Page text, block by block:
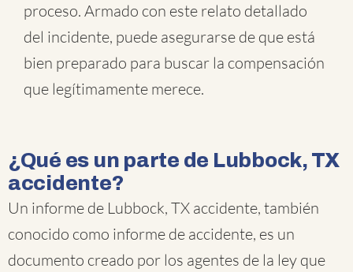
proceso. Armado con este relato detallado
del incidente, puede asegurarse de que está
bien preparado para buscar la compensación
que legítimamente merece.
¿Qué es un parte de Lubbock, TX
accidente?
Un informe de Lubbock, TX accidente, también
conocido como informe de accidente, es un
documento creado por los agentes de la ley que